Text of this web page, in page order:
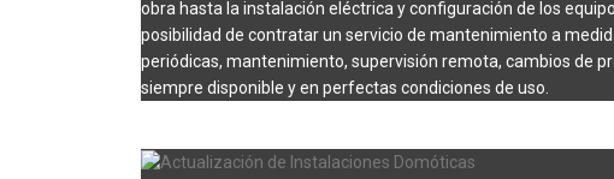
obra hasta la instalación eléctrica y configuración de los
posibilidad de contratar un servicio de mantenimiento a
periódicas, mantenimiento, supervisión remota, cambios de
siempre disponible y en perfectas condiciones de uso.